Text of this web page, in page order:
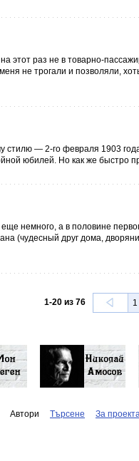
этот раз не в товарно-
не трогали и позволяли,
стилю — 2-го февраля 1903
юбилей. Но как же быстро
немного, а в половине
(чудесный друг дома,
1-20из 76 1
Автори Търсене За